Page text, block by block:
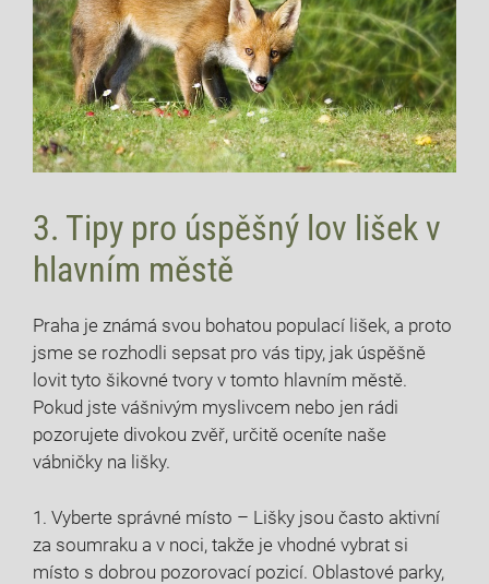
3. Tipy pro úspěšný lov lišek v
hlavním městě
Praha je známá svou bohatou populací lišek, a proto
jsme se rozhodli sepsat pro vás tipy, jak úspěšně
lovit tyto šikovné tvory v tomto hlavním městě.
Pokud jste vášnivým myslivcem nebo jen rádi
pozorujete divokou zvěř, určitě oceníte naše
vábničky na lišky.
1. Vyberte správné místo – Lišky jsou často aktivní
za soumraku a v noci, takže je vhodné vybrat si
místo s dobrou pozorovací pozicí. Oblastové parky,